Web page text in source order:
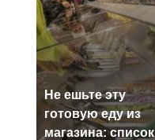
Не ешьте эту
готовую еду из
магазина: список